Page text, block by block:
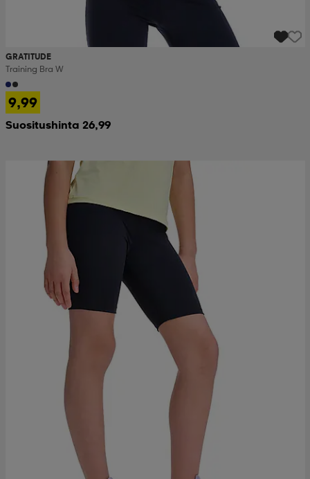
GRATITUDE
Training Bra W
9,99
Suositushinta 26,99